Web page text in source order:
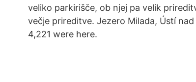
veliko parkirišče, ob njej pa velik
večje prireditve. Jezero Milada, Ústí nad
4,221 were here.